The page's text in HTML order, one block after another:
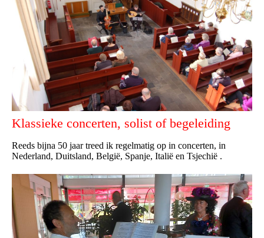
Klassieke concerten, solist of begeleiding
Reeds bijna 50 jaar treed ik regelmatig op in concerten, in
Nederland, Duitsland, België, Spanje, Italië en Tsjechië .